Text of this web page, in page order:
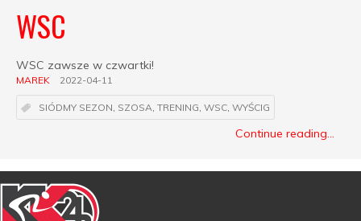
WSC
WSC zawsze w czwartki!
MAREK 2022-04-11
SIÓDMY SEZON, SZOSA, TRENING, WSC, WYŚCIG
Continue reading...